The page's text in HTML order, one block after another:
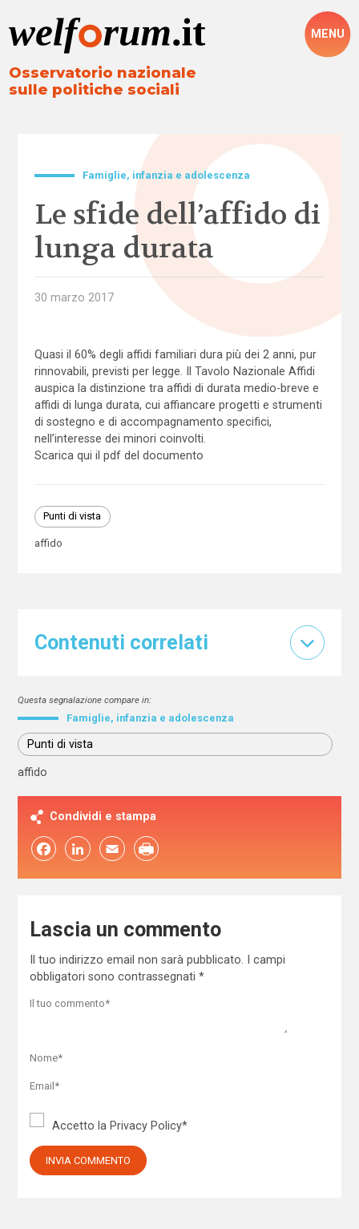
Osservatorio nazionale
sulle politiche sociali
MENU
Famiglie, infanzia e adolescenza
Le sfide dell’affido di
lunga durata
30 marzo 2017
Quasi il 60% degli affidi familiari dura più dei 2 anni, pur
rinnovabili, previsti per legge. Il Tavolo Nazionale Affidi
auspica la distinzione tra affidi di durata medio-breve e
affidi di lunga durata, cui affiancare progetti e strumenti
di sostegno e di accompagnamento specifici,
nell’interesse dei minori coinvolti.
Scarica qui il pdf del documento
Punti di vista
affido
Contenuti correlati
Questa segnalazione compare in:
Famiglie, infanzia e adolescenza
Punti di vista
affido
Condividi e stampa
FacebookLinkedIn Email
Lascia un commento
Il tuo indirizzo email non sarà pubblicato.
I campi
obbligatori sono contrassegnati *
Accetto la Privacy Policy*